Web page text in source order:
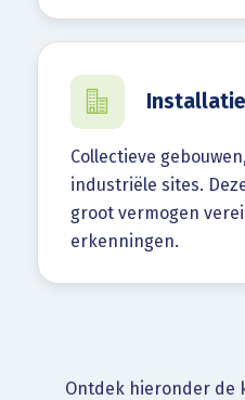
Collectieve
industriële sites.
groot vermogen
erkenningen.
Ontdek hieronder de